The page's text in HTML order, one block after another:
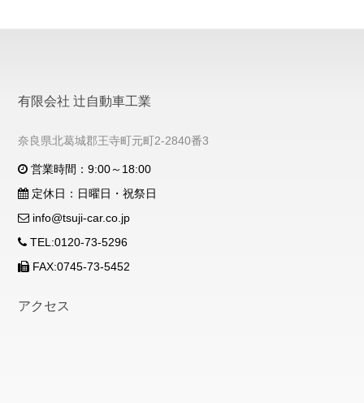
有限会社 辻自動車工業
奈良県北葛城郡王寺町元町2-2840番3
営業時間：9:00～18:00
定休日：日曜日・祝祭日
info@tsuji-car.co.jp
TEL:0120-73-5296
FAX:0745-73-5452
アクセス